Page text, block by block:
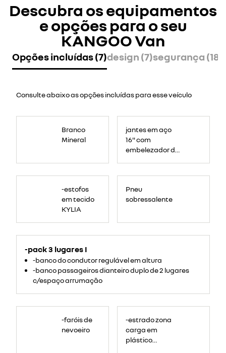
Descubra os equipamentos
e opções para o seu
KANGOO Van
Opções incluídas (7)design (7)segurança (18)
Consulte abaixo as opções incluídas para esse veículo
Branco
Mineral
jantes em aço
16" com
embelezador de
-estofos
em tecido
KYLIA
Pneu
sobressalente
-pack 3 lugares I
-banco do condutor regulável em altura
-banco passageiros dianteiro duplo de 2 lugares
c/espaço arrumação
-faróis de
nevoeiro
-estrado zona
carga em
plástico